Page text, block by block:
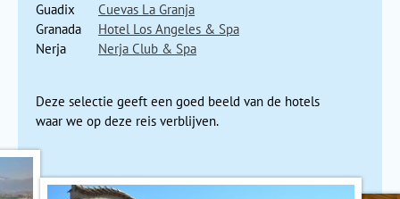
bewaarde ommuurde Moorse kasteel van Spanje. Het is hier
Guadix
Cuevas La Granja
Granada
Hotel Los Angeles & Spa
Nerja
Nerja Club & Spa
Deze selectie geeft een goed beeld van de hotels
waar we op deze reis verblijven.